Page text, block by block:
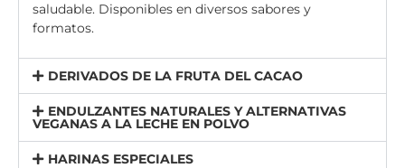
saludable. Disponibles en diversos sabores y
formatos.
DERIVADOS DE LA FRUTA DEL CACAO
ENDULZANTES NATURALES Y ALTERNATIVAS
VEGANAS A LA LECHE EN POLVO
HARINAS ESPECIALES